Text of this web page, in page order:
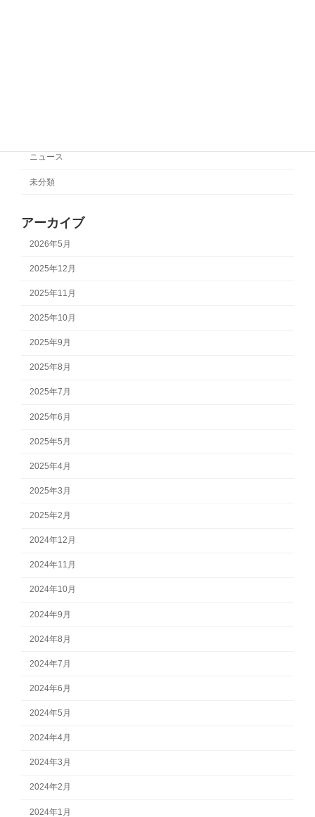
ニュース
未分類
アーカイブ
2026年5月
2025年12月
2025年11月
2025年10月
2025年9月
2025年8月
2025年7月
2025年6月
2025年5月
2025年4月
2025年3月
2025年2月
2024年12月
2024年11月
2024年10月
2024年9月
2024年8月
2024年7月
2024年6月
2024年5月
2024年4月
2024年3月
2024年2月
2024年1月